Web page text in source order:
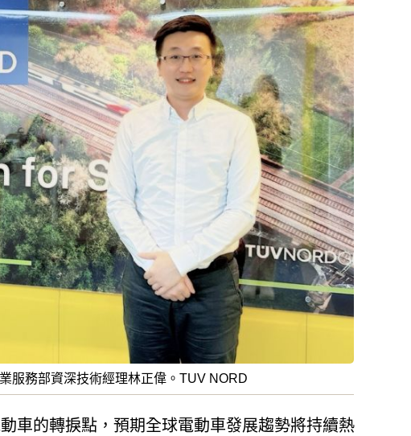
服務部資深技術經理林正偉。TUV NORD
車的轉捩點，預期全球電動車發展趨勢將持續熱